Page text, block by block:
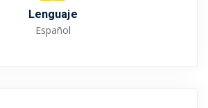
Lenguaje
Español